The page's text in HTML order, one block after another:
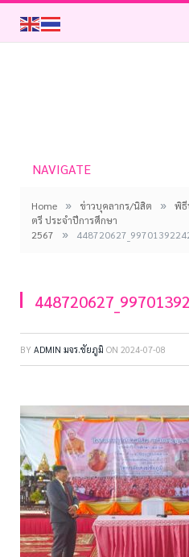
NAVIGATE
Home » ข่าวบุคลากร/นิสิต »
พิธี
ตรี ประจำปีการศึกษา
2567
»
BY ADMIN มจร.ชัยภูมิ ON 2024-07-08